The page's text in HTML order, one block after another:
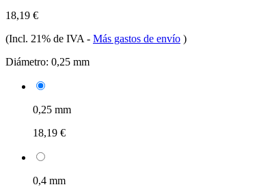
18,19 €
(Incl. 21% de IVA - Más gastos de envío )
Diámetro: 0,25 mm
0,25 mm
18,19 €
0,4 mm